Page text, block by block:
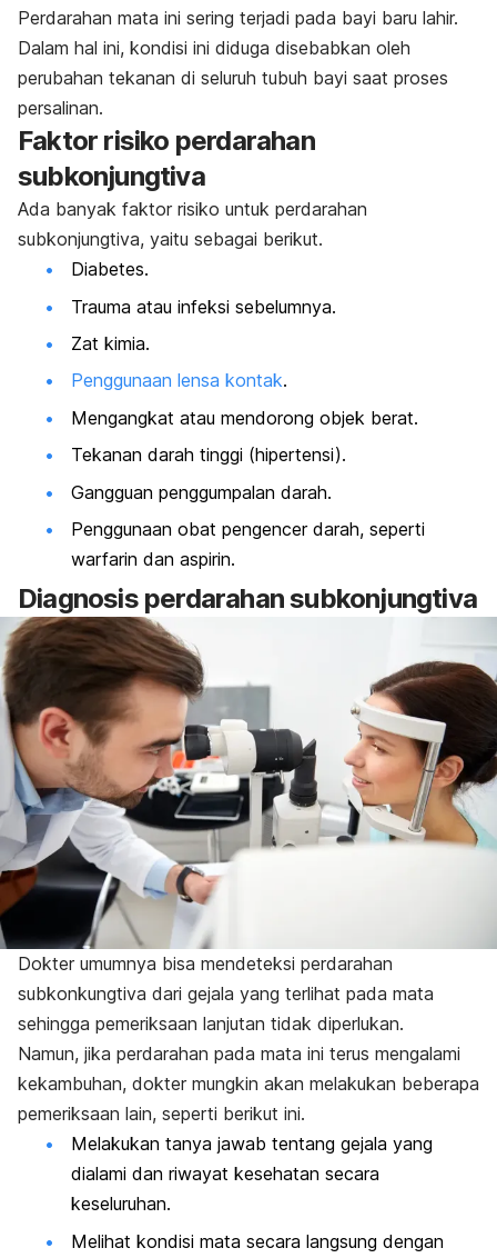
Perdarahan mata ini sering terjadi pada bayi baru lahir.
Dalam hal ini, kondisi ini diduga disebabkan oleh
perubahan tekanan di seluruh tubuh bayi saat proses
persalinan.
Faktor risiko perdarahan
subkonjungtiva
Ada banyak faktor risiko untuk perdarahan
subkonjungtiva, yaitu sebagai berikut.
Diabetes.
Trauma atau infeksi sebelumnya.
Zat kimia.
Penggunaan lensa kontak.
Mengangkat atau mendorong objek berat.
Tekanan darah tinggi (hipertensi).
Gangguan penggumpalan darah.
Penggunaan obat pengencer darah, seperti
warfarin dan aspirin.
Diagnosis perdarahan subkonjungtiva
Dokter umumnya bisa mendeteksi perdarahan
subkonkungtiva dari gejala yang terlihat pada mata
sehingga pemeriksaan lanjutan tidak diperlukan.
Namun, jika perdarahan pada mata ini terus mengalami
kekambuhan, dokter mungkin akan melakukan beberapa
pemeriksaan lain, seperti berikut ini.
Melakukan tanya jawab tentang gejala yang
dialami dan riwayat kesehatan secara
keseluruhan.
Melihat kondisi mata secara langsung dengan